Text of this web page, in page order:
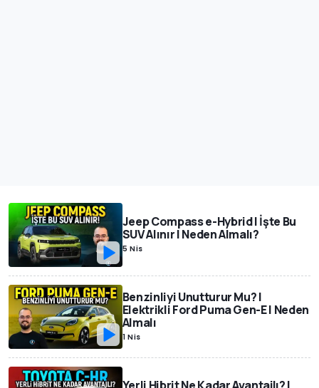
Jeep Compass e-Hybrid | İşte Bu
SUV Alınır | Neden Almalı?
5 Nis
Benzinliyi Unutturur Mu? |
Elektrikli Ford Puma Gen-E | Neden
Almalı
1 Nis